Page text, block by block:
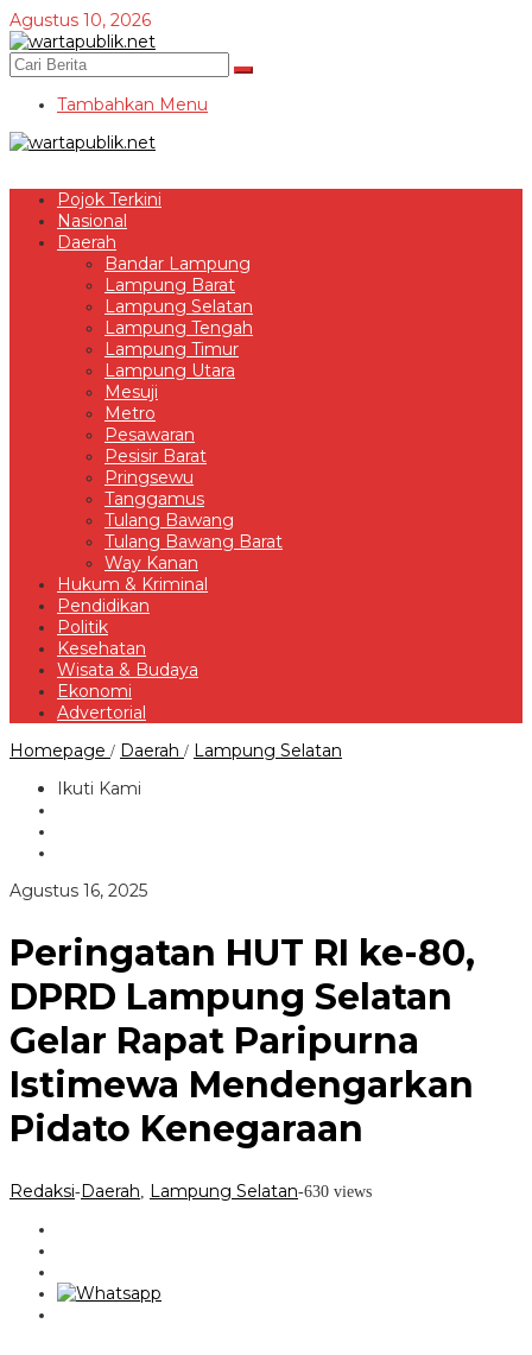
Lewati
ke
konten
Agustus 10, 2026
Tambahkan Menu
Pojok Terkini
Nasional
Daerah
Bandar Lampung
Lampung Barat
Lampung Selatan
Lampung Tengah
Lampung Timur
Lampung Utara
Mesuji
Metro
Pesawaran
Pesisir Barat
Pringsewu
Tanggamus
Tulang Bawang
Tulang Bawang Barat
Way Kanan
Hukum & Kriminal
Pendidikan
Politik
Kesehatan
Wisata & Budaya
Ekonomi
Advertorial
Homepage / Daerah / Lampung Selatan
Paripurna
Istimewa
Pidato
Kenegaraan
Ikuti Kami
Agustus 16, 2025oleh
Peringatan HUT RI ke-80,
DPRD Lampung Selatan
Gelar Rapat Paripurna
Istimewa Mendengarkan
Pidato Kenegaraan
Redaksi-Daerah Lampung Selatan-630 views